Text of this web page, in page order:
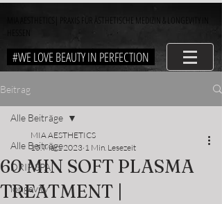
MIA AESTHETICS| PRAXIS FÜR ÄSTHETISCHE MEDIZIN & LONGEVITY IN
#WE LOVE BEAUTY IN PERFECTION
Beitrag
Alle Beiträge
DRIP SPA
longevity
Alle Beiträge
60 MIN SOFT PLASMA
TREATMENT |
MIA AESTHETICS
15. März 2023 1 Min. Lesezeit